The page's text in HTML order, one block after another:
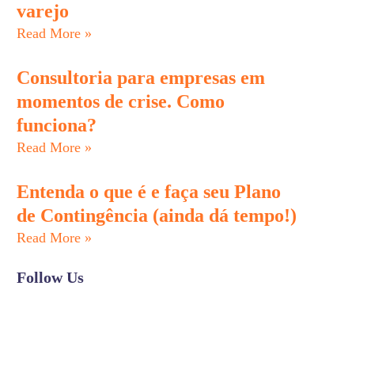
varejo
Read More »
Consultoria para empresas em
momentos de crise. Como
funciona?
Read More »
Entenda o que é e faça seu Plano
de Contingência (ainda dá tempo!)
Read More »
Follow Us